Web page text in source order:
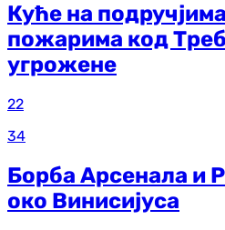
Куће на
пожарима код
угрожене
22
34
Борба Арсенала и
око Винисијуса